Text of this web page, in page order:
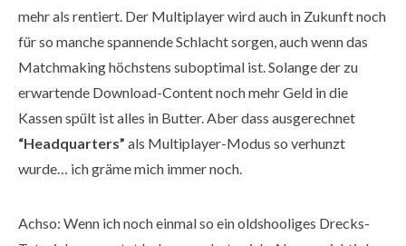
mehr als rentiert. Der Multiplayer wird auch in Zukunft noch
für so manche spannende Schlacht sorgen, auch wenn das
Matchmaking höchstens suboptimal ist. Solange der zu
erwartende Download-Content noch mehr Geld in die
Kassen spült ist alles in Butter. Aber dass ausgerechnet
“Headquarters” als Multiplayer-Modus so verhunzt
wurde… ich gräme mich immer noch.
Achso: Wenn ich noch einmal so ein oldshooliges Drecks-